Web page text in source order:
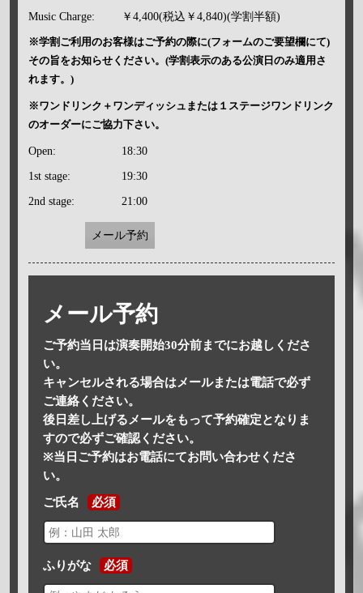
Music Charge: ￥4,400(税込￥4,840)(学割半額)
※学割ご利用のお客様はご予約の際に(フォームのご要望欄にて)
その旨をお知らせください。(学割表示のある公演日のみ適用さ
れます。)
※ワンドリンク＋ワンディッシュまたは１ステージワンドリンク
のオーダーにご協力下さい。
Open: 18:30
1st stage: 19:30
2nd stage: 21:00
メール予約
メール予約
ご予約当日は演奏開始30分前までにお越しくださ
い。
キャンセルされる場合はメールまたは電話で必ず
ご連絡ください。
後日差し上げるメールをもって予約確定となりま
すので必ずご確認ください。
※当日ご予約はお電話にてお問い合わせくださ
い。
ご氏名 必須
ふりがな 必須